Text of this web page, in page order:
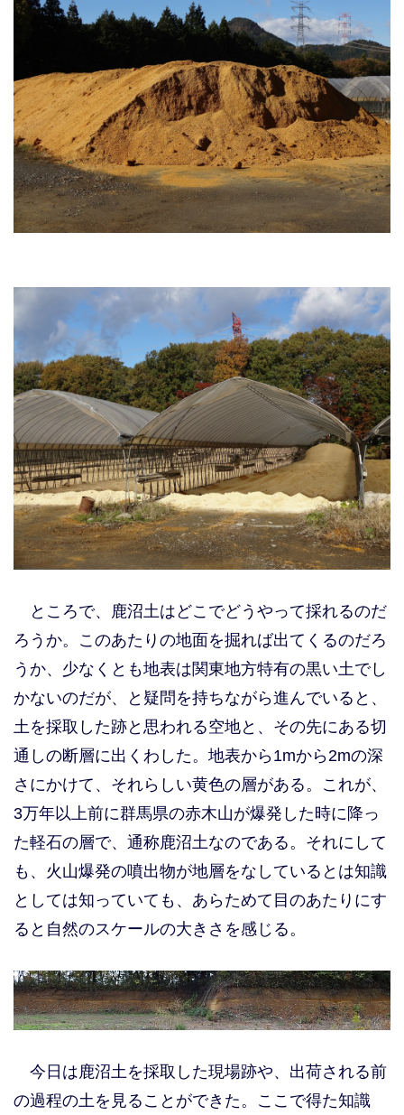
ところで、鹿沼土はどこでどうやって採れるのだ
ろうか。このあたりの地面を掘れば出てくるのだろ
うか、少なくとも地表は関東地方特有の黒い土でし
かないのだが、と疑問を持ちながら進んでいると、
土を採取した跡と思われる空地と、その先にある切
通しの断層に出くわした。地表から1mから2mの深
さにかけて、それらしい黄色の層がある。これが、
3万年以上前に群馬県の赤木山が爆発した時に降っ
た軽石の層で、通称鹿沼土なのである。それにして
も、火山爆発の噴出物が地層をなしているとは知識
としては知っていても、あらためて目のあたりにす
ると自然のスケールの大きさを感じる。
今日は鹿沼土を採取した現場跡や、出荷される前
の過程の土を見ることができた。ここで得た知識